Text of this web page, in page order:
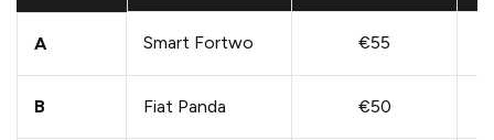
A Smart Fortwo €55
B Fiat Panda €50